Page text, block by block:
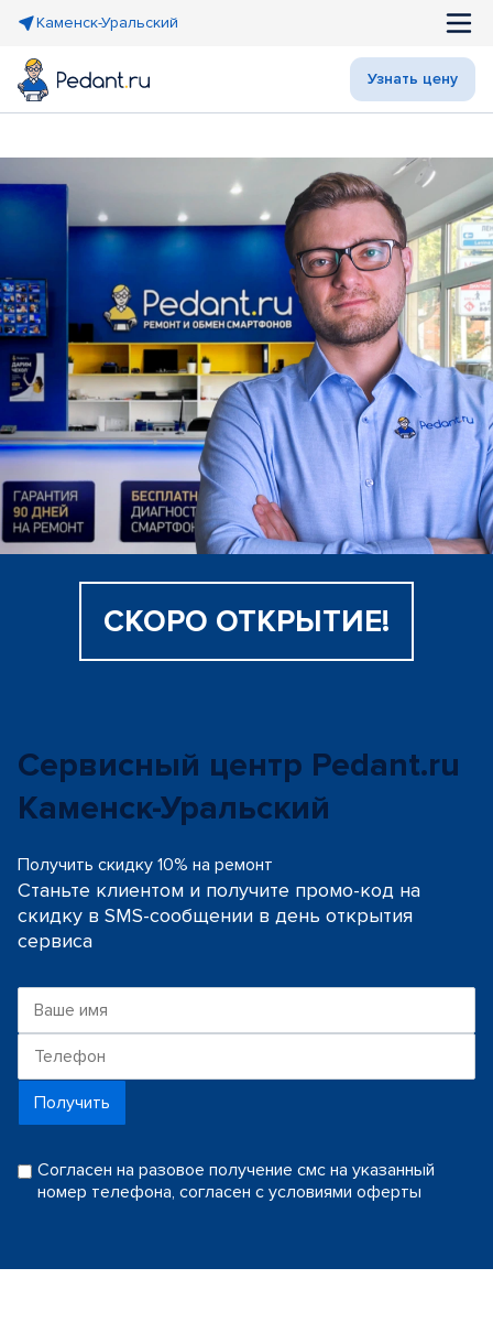
Каменск-Уральский
Узнать цену
СКОРО ОТКРЫТИЕ!
Сервисный центр Pedant.ru
Каменск-Уральский
Получить скидку 10% на ремонт
Станьте клиентом и получите промо-код на
скидку в SMS-сообщении в день открытия
сервиса
Получить
Согласен на разовое получение смс на указанный
номер телефона, согласен с условиями оферты